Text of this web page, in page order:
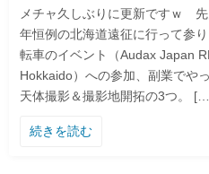
メチャ久しぶりに更新ですｗ
年恒例の北海道遠征に行って参
転車のイベント（Audax Japan
Hokkaido）への参加、副業でや
天体撮影＆撮影地開拓の3つ。
続きを読む